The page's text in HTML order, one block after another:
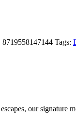
8719558147144 Tags:
our